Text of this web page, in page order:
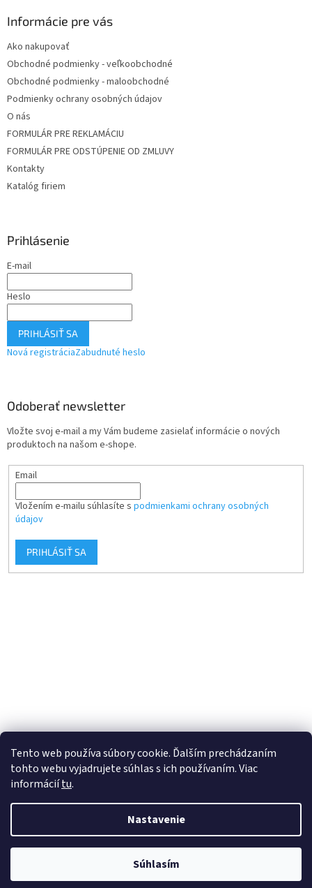
Tento web používa súbory cookie. Ďalším prechádzaním
tohto webu vyjadrujete súhlas s ich používaním. Viac
informáciítu.
Nastavenie
Súhlasím
Informácie pre vás
Ako nakupovať
Obchodné podmienky - veľkoobchodné
Obchodné podmienky - maloobchodné
Podmienky ochrany osobných údajov
O nás
FORMULÁR PRE REKLAMÁCIU
FORMULÁR PRE ODSTÚPENIE OD ZMLUVY
Kontakty
Katalóg firiem
Prihlásenie
E-mail
Heslo
PRIHLÁSIŤ SA
Nová registráciaZabudnuté heslo
Odoberať newsletter
Vložte svoj e-mail a my Vám budeme zasielať informácie o nových
produktoch na našom e-shope.
Email
Vložením e-mailu súhlasíte s podmienkami ochrany osobných
údajov
PRIHLÁSIŤ SA
Copyright 2026Veľkoobchod pre chladiarov. Všetky práva
vyhradené.